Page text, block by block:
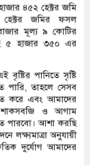
৪৫২ হেক্টর জমি
হেক্টর জমির ফসল
বাজার মূল্য ৯ কোটির
৫ হাজার ৩৫০ এর
পানিতে সৃষ্টি
পারি, তাহলে সেসব
করে এবং আমাদের
শাকসবজি ও আগাম
পারবো। আশা করছি
লক্ষ্যমাত্রা অনুযায়ী
দুর্যোগ আমাদের